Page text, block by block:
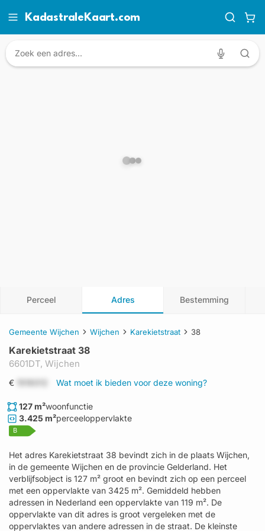
KadastraleKaart.com
Perceel Adres Bestemming
Gemeente Wijchen Wijchen Karekietstraat 38
Karekietstraat 38
6601DT, Wijchen
€ Wat moet ik bieden voor deze woning?
127 m²woonfunctie
3.425 m²perceeloppervlakte
B
Het adres Karekietstraat 38 bevindt zich in de plaats Wijchen,
in de gemeente Wijchen en de provincie Gelderland. Het
verblijfsobject is 127 m² groot en bevindt zich op een perceel
met een oppervlakte van 3425 m². Gemiddeld hebben
adressen in Nederland een oppervlakte van 119 m². De
oppervlakte van dit adres is groot vergeleken met de
oppervlaktes van andere adressen in de straat. De kleinste